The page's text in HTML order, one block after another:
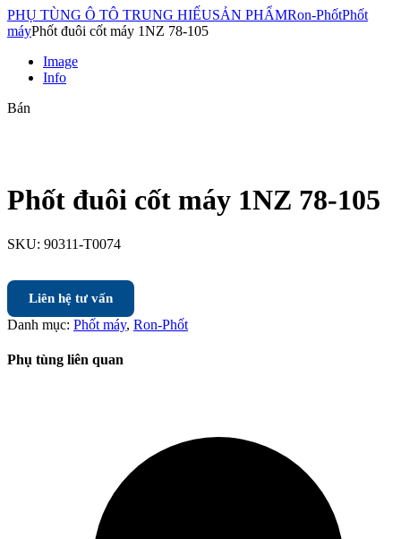
PHỤ TÙNG Ô TÔ TRUNG HIẾUSẢN PHẨMRon-PhốtPhốt
máyPhốt đuôi cốt máy 1NZ 78-105
Image
Info
Bán
Phốt đuôi cốt máy 1NZ 78-105
SKU: 90311-T0074
Liên hệ tư vấn
Danh mục: Phốt máy, Ron-Phốt
Phụ tùng liên quan